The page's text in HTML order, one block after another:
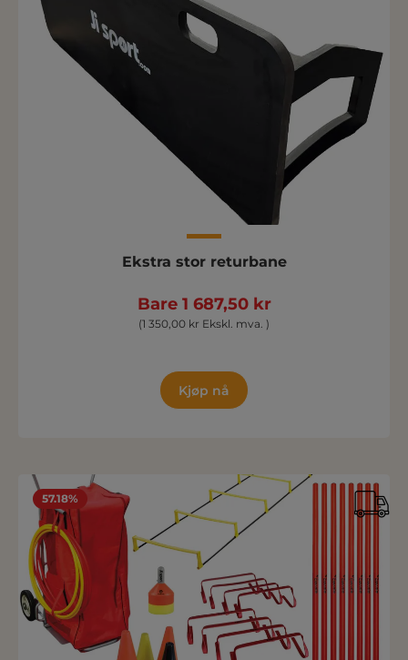
Ekstra stor returbane
Bare 1 687,50 kr
(1 350,00 kr Ekskl. mva. )
Kjøp nå
57.18%